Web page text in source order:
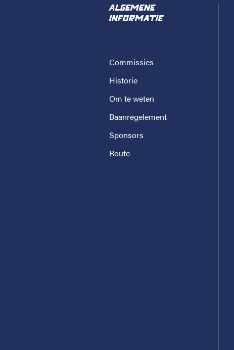
ALGEMENE
INFORMATIE
Commissies
Historie
Om te weten
Baanregelement
Sponsors
Route